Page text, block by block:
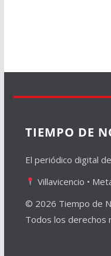
TIEMPO DE
El periódico digital
Villavicencio •
© 2026 Tiempo de
Todos los derechos